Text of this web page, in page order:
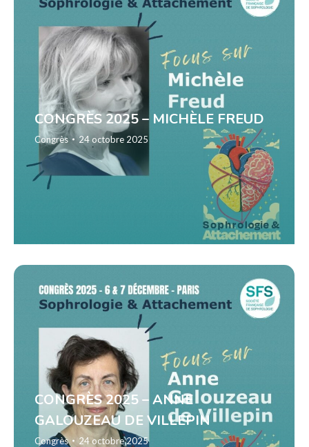
CONGRÈS 2025 – MICHÈLE FREUD
Congrès 24 octobre 2025
CONGRÈS 2025 – ANNE
GALOUZEAU DE VILLEPIN
Congrès 24 octobre 2025